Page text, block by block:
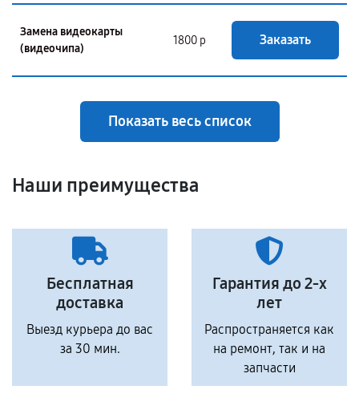
Замена видеокарты
(видеочипа)
1800 р Заказать
Показать весь список
Наши преимущества
Бесплатная
доставка
Выезд курьера до вас
за 30 мин.
Гарантия до 2-х
лет
Распространяется как
на ремонт, так и на
запчасти